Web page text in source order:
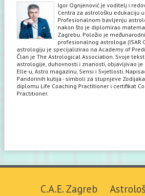
Igor Ognjenović je voditelj i
Centra za astrološku edukaciju
Profesionalnom bavljenju
nakon što je diplomirao
Zagrebu. Položio je
profesionalnog astrologa (ISAR
astrologiju je specijalizirao na Academy of
Član je The Astrological Association. Svoje
astrologije, duhovnosti i znanosti, objavljivao je
Elle-u, Astro magazinu, Sensi i Svjetlosti.
Pandorinih kutija - simboli za stupnjeve
diplomu Life Coaching Practitioner i certifikat
Practitioner.
C.A.E. Zagreb